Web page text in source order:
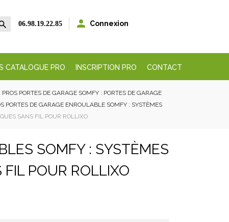
06.98.19.22.85  Connexion
CATALOGUE PRO INSCRIPTION PRO CONTACT
PROS PORTES DE GARAGE SOMFY : PORTES DE GARAGE
PORTES DE GARAGE ENROULABLE SOMFY : SYSTÈMES
SANS FIL POUR ROLLIXO
SOMFY : SYSTÈMES
POUR ROLLIXO